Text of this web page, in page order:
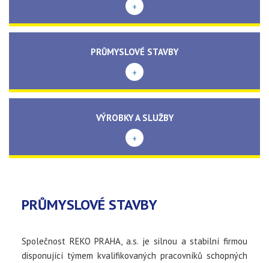
+
PRŮMYSLOVÉ STAVBY
+
VÝROBKY A SLUŽBY
+
PRŮMYSLOVÉ STAVBY
Společnost REKO PRAHA, a.s. je silnou a stabilní firmou
disponující týmem kvalifikovaných pracovníků schopných